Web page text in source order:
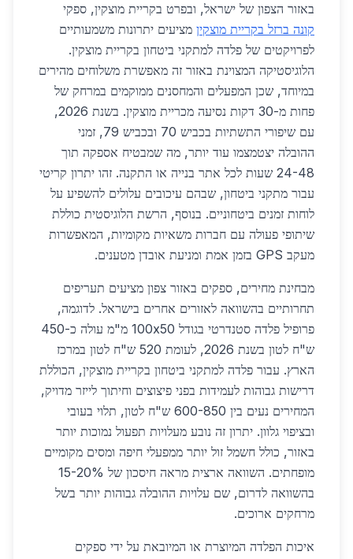
באזור הצפון של ישראל, ובפרט בקריית מוצקין, ספקי
קונה ברזל בקריית מוצקין מציעים יתרונות משמעותיים
לפרויקטים של פלדה למתקני ביטחון בקריית מוצקין.
הלוגיסטיקה המצוינת באזור זה מאפשרת משלוחים מהירים
במיוחד, שכן המפעלים והמחסנים ממוקמים במרחק של
פחות מ-30 דקות נסיעה מכריית מוצקין. בשנת 2026,
עם שיפורי התשתיות בכביש 70 ובכביש 79, זמני
ההובלה יצטמצמו עוד יותר, מה שמבטיח אספקה תוך
24-48 שעות לכל אתר בנייה או התקנה. זהו יתרון קריטי
עבור מתקני ביטחון, שבהם עיכובים עלולים להשפיע על
לוחות זמנים ביטחוניים. בנוסף, הרשת הלוגיסטית כוללת
שיתופי פעולה עם חברות משאיות מקומיות, המאפשרות
מעקב GPS בזמן אמת ומניעת אובדן מטענים.
מבחינת מחירים, ספקים באזור צפון מציעים תעריפים
תחרותיים בהשוואה לאזורים אחרים בישראל. לדוגמה,
פרופיל פלדה סטנדרטי בגודל 100x50 מ"מ עולה כ-450
ש"ח לטון בשנת 2026, לעומת 520 ש"ח לטון במרכז
הארץ. עבור פלדה למתקני ביטחון בקריית מוצקין, הכוללת
דרישות גבוהות לעמידות בפני פיצוצים וחיתוך לייזר מדויק,
המחירים נעים בין 600-850 ש"ח לטון, תלוי בעובי
ובציפוי גלוון. יתרון זה נובע מעלויות תפעול נמוכות יותר
באזור, כולל חשמל זול יותר ממפעלי חיפה ומסים מקומיים
מופחתים. השוואה ארצית מראה חיסכון של 15-20%
בהשוואה לדרום, שם עלויות ההובלה גבוהות יותר בשל
מרחקים ארוכים.
איכות הפלדה המיוצרת או המיובאת על ידי ספקים